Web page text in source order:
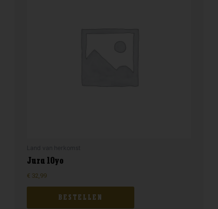
Jura 10yo
€ 32,99
BESTELLEN